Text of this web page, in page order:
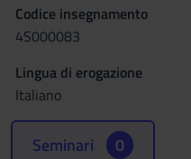
Codice insegnamento
4S000083
Lingua di erogazione
Italiano
Seminari 0